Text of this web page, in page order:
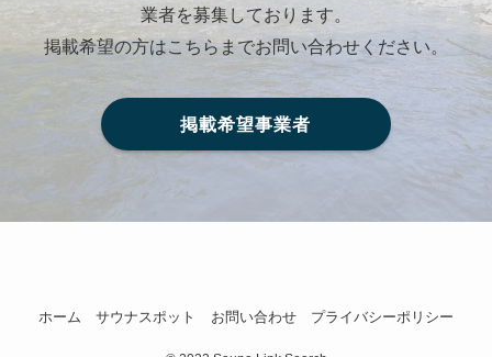
業者を募集しております。
掲載希望の方はこちらまでお問い合わせください。
掲載希望事業者
ホーム サウナスポット お問い合わせ プライバシーポリシー